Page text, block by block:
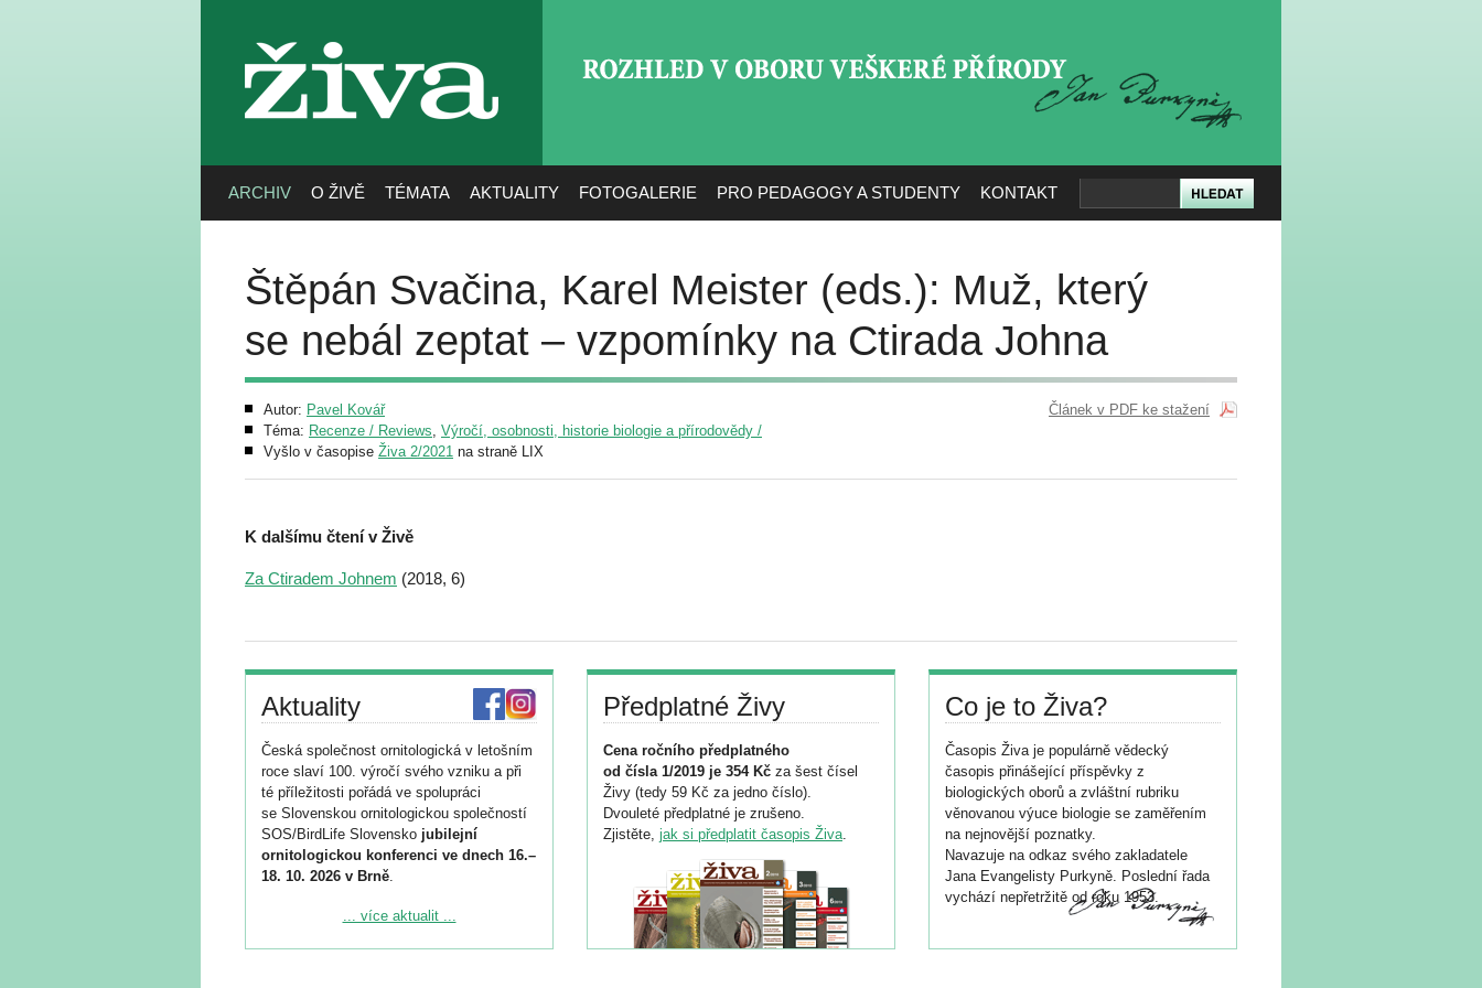
živa
ARCHIV O ŽIVĚ TÉMATA AKTUALITY FOTOGALERIE PRO PEDAGOGY A STUDENTY KONTAKT
Štěpán Svačina, Karel Meister (eds.): Muž, který
se nebál zeptat – vzpomínky na Ctirada Johna
Autor: Pavel Kovář
Téma: Recenze / Reviews, Výročí, osobnosti, historie biologie a přírodovědy /
Vyšlo v časopise Živa 2/2021 na straně LIX
Článek v PDF ke stažení
K dalšímu čtení v Živě
Za Ctiradem Johnem (2018, 6)
Aktuality
Česká společnost ornitologická v letošním
roce slaví 100. výročí svého vzniku a při
té příležitosti pořádá ve spolupráci
se Slovenskou ornitologickou společností
SOS/BirdLife Slovensko jubilejní
ornitologickou konferenci ve dnech 16.–
18. 10. 2026 v Brně.
Podrobnější informace ke konferenci
... více aktualit ...
Předplatné Živy
Cena ročního předplatného
od čísla 1/2019 je 354 Kč za šest čísel
Živy (tedy 59 Kč za jedno číslo).
Dvouleté předplatné je zrušeno.
Zjistěte, jak si předplatit časopis Živa.
Co je to Živa?
Časopis Živa je populárně vědecký
časopis přinášející příspěvky z
biologických oborů a zvláštní rubriku
věnovanou výuce biologie se zaměřením
na nejnovější poznatky.
Navazuje na odkaz svého zakladatele
Jana Evangelisty Purkyně. Poslední řada
vychází nepřetržitě od roku 1953.